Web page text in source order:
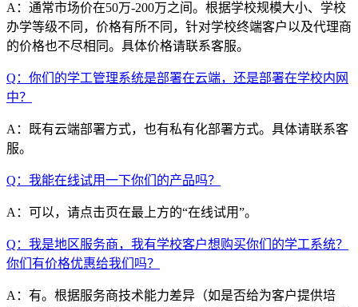
A：通常市场价在50万-200万之间。根据学校规模大小、学校
办学等级不同，价格有所不同，针对学校终端客户以及代理商
的价格也不尽相同。具体价格请联系客服。
Q：你们的学工管理系统是部署在云端，还是部署在学校内网
中？
A：既有云端部署方式，也有私有化部署方式。具体请联系客
服。
Q：我能在线试用一下你们的产品吗？
A：可以，请点击页在最上方的“在线试用”。
Q：我是地区服务商，我有学校客户想购买你们的学工系统？
你们有价格优惠给我们吗？
A：有。根据服务商技术能力差异（如是否给为客户提供培